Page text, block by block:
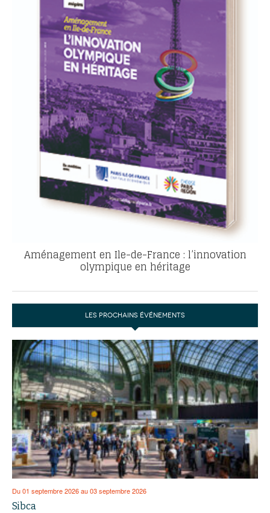
Aménagement en Ile-de-France : l’innovation
olympique en héritage
LES PROCHAINS ÉVÉNEMENTS
Du 01 septembre 2026 au 03 septembre 2026
Sibca